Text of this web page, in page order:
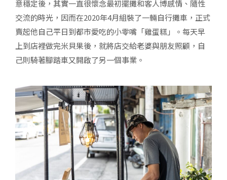
意穩定後，其實一直很懷念最初擺攤和客人博感情、隨性
交流的時光，因而在2020年4月組裝了一輛自行攤車，正式
賣起他自己平日到都市愛吃的小零嘴「雞蛋糕」。每天早
上到店裡做完米貝果後，就將店交給老婆與朋友照顧，自
己則騎著腳踏車又開啟了另一個事業。